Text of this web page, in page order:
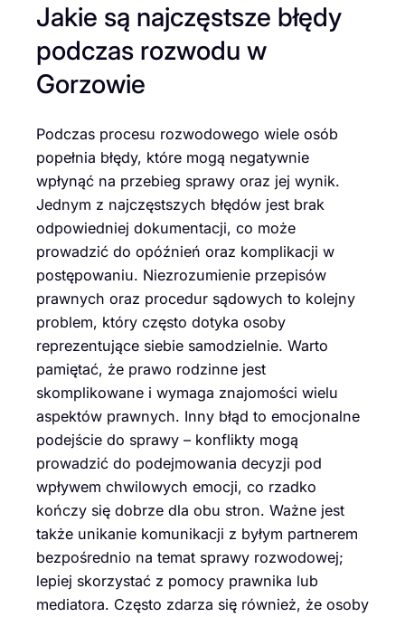
Jakie są najczęstsze błędy
podczas rozwodu w
Gorzowie
Podczas procesu rozwodowego wiele osób
popełnia błędy, które mogą negatywnie
wpłynąć na przebieg sprawy oraz jej wynik.
Jednym z najczęstszych błędów jest brak
odpowiedniej dokumentacji, co może
prowadzić do opóźnień oraz komplikacji w
postępowaniu. Niezrozumienie przepisów
prawnych oraz procedur sądowych to kolejny
problem, który często dotyka osoby
reprezentujące siebie samodzielnie. Warto
pamiętać, że prawo rodzinne jest
skomplikowane i wymaga znajomości wielu
aspektów prawnych. Inny błąd to emocjonalne
podejście do sprawy – konflikty mogą
prowadzić do podejmowania decyzji pod
wpływem chwilowych emocji, co rzadko
kończy się dobrze dla obu stron. Ważne jest
także unikanie komunikacji z byłym partnerem
bezpośrednio na temat sprawy rozwodowej;
lepiej skorzystać z pomocy prawnika lub
mediatora. Często zdarza się również, że osoby